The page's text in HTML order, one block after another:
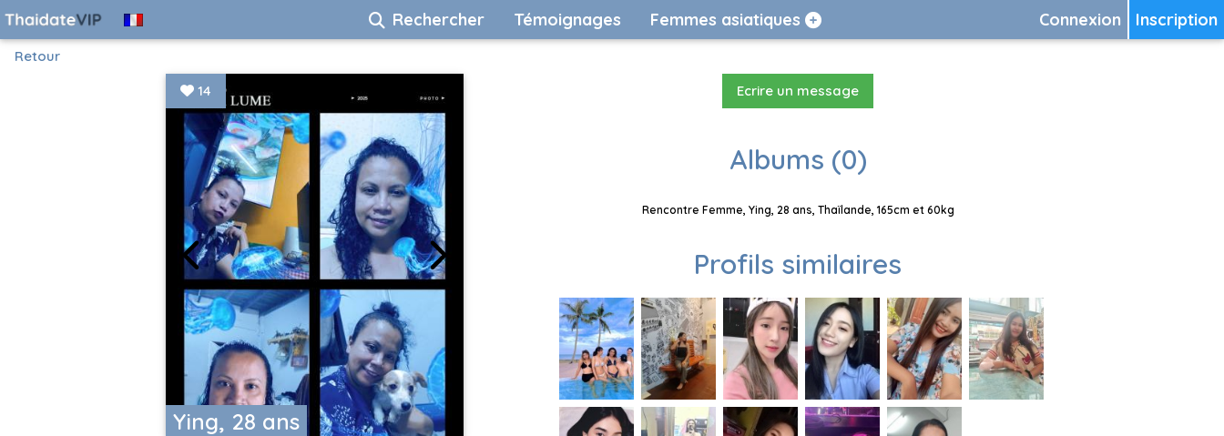
Inscription
Connexion
Rechercher Témoignages Femmes asiatiques
Retour
Ying, 28 ans
14 Ecrire un message
Albums (0)
Rencontre Femme, Ying, 28 ans, Thaïlande, 165cm et 60kg
Profils similaires